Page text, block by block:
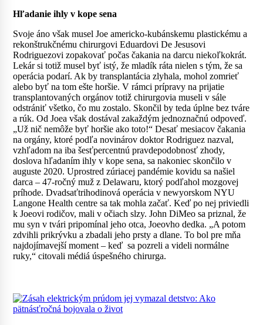
Hľadanie ihly v kope sena
Svoje áno však musel Joe americko-kubánskemu plastickému a
rekonštrukčnému chirurgovi Eduardovi De Jesusovi
Rodriguezovi zopakovať počas čakania na darcu niekoľkokrát.
Lekár si totiž musel byť istý, že mladík ráta nielen s tým, že sa
operácia podarí. Ak by transplantácia zlyhala, mohol zomrieť
alebo byť na tom ešte horšie. V rámci prípravy na prijatie
transplantovaných orgánov totiž chirurgovia museli v sále
odstrániť všetko, čo mu zostalo. Skončil by teda úplne bez tváre
a rúk. Od Joea však dostával zakaždým jednoznačnú odpoveď.
„Už nič nemôže byť horšie ako toto!“ Desať mesiacov čakania
na orgány, ktoré podľa novinárov doktor Rodriguez nazval,
vzhľadom na iba šesťpercentnú pravdepodobnosť zhody,
doslova hľadaním ihly v kope sena, sa nakoniec skončilo v
auguste 2020. Uprostred zúriacej pandémie kovidu sa našiel
darca – 47-ročný muž z Delawaru, ktorý podľahol mozgovej
príhode. Dvadsaťtrihodinová operácia v newyorskom NYU
Langone Health centre sa tak mohla začať. Keď po nej priviedli
k Joeovi rodičov, mali v očiach slzy. John DiMeo sa priznal, že
mu syn v tvári pripomínal jeho otca, Joeovho dedka. „A potom
zdvihli prikrývku a zbadali jeho prsty a dlane. To bol pre mňa
najdojímavejší moment – keď sa pozreli a videli normálne
ruky,“ citovali médiá úspešného chirurga.